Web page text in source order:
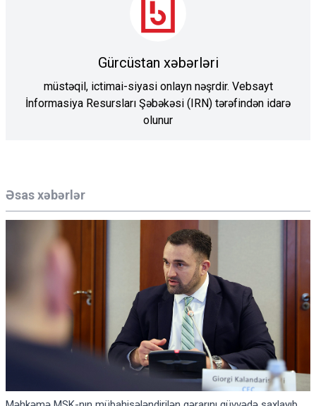
Əsas xəbərlər
Gürcüstan xəbərləri
müstəqil, ictimai-siyasi onlayn nəşrdir. Vebsayt
İnformasiya Resursları Şəbəkəsi (IRN) tərəfindən idarə
olunur